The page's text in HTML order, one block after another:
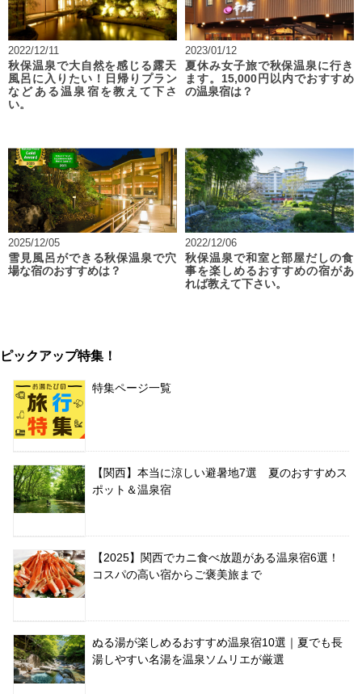
2022/12/11
秋保温泉で大自然を感じる露天
風呂に入りたい！日帰りプラン
などある温泉宿を教えて下さ
い。
2023/01/12
夏休み女子旅で秋保温泉に行き
ます。15,000円以内でおすすめ
の温泉宿は？
2025/12/05
雪見風呂ができる秋保温泉で穴
場な宿のおすすめは？
2022/12/06
秋保温泉で和室と部屋だしの食
事を楽しめるおすすめの宿があ
れば教えて下さい。
ピックアップ特集！
特集ページ一覧
【関西】本当に涼しい避暑地7選 夏のおすすめス
ポット＆温泉宿
【2025】関西でカニ食べ放題がある温泉宿6選！
コスパの高い宿からご褒美旅まで
ぬる湯が楽しめるおすすめ温泉宿10選｜夏でも長
湯しやすい名湯を温泉ソムリエが厳選